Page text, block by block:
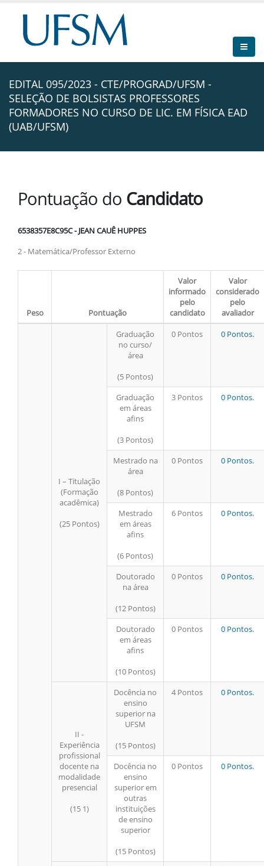
EDITAL 095/2023 - CTE/PROGRAD/UFSM -
SELEÇÃO DE BOLSISTAS PROFESSORES
FORMADORES NO CURSO DE LIC. EM FÍSICA EAD
(UAB/UFSM)
Pontuação do Candidato
6538357E8C95C - JEAN CAUÊ HUPPES
2 - Matemática/Professor Externo
Peso Pontuação
Valor
informado
pelo
candidato
Valor
considerado
pelo
avaliador
I – Titulação
(Formação
acadêmica)
(25 Pontos)
Graduação
no curso/
área
(5 Pontos)
0 Pontos 0 Pontos.
Graduação
em áreas
afins
(3 Pontos)
3 Pontos 0 Pontos.
Mestrado na
área
(8 Pontos)
0 Pontos 0 Pontos.
Mestrado
em áreas
afins
(6 Pontos)
6 Pontos 0 Pontos.
Doutorado
na área
(12 Pontos)
0 Pontos 0 Pontos.
Doutorado
em áreas
afins
(10 Pontos)
0 Pontos 0 Pontos.
II -
Experiência
profissional
docente na
modalidade
presencial
(15 1)
Docência no
ensino
superior na
UFSM
(15 Pontos)
4 Pontos 0 Pontos.
Docência no
ensino
superior em
outras
instituições
de ensino
superior
(15 Pontos)
0 Pontos 0 Pontos.